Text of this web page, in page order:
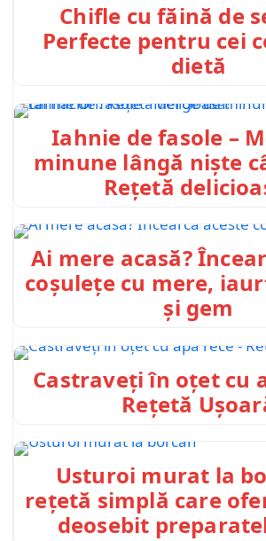
Chifle cu făină de
Perfecte pentru cei
dietă
Iahnie de fasole –
minune lângă niște
Rețetă
Ai mere acasă?
coșulețe cu mere,
și gem
Castraveți în oțet cu
Rețetă
Usturoi murat la
rețetă simplă care
deosebit